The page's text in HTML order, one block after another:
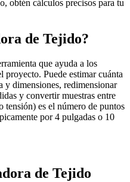
obtén cálculos precisos para tu
de Tejido?
que ayuda a los
proyecto. Puede estimar cuánta
y dimensiones, redimensionar
y convertir muestras entre
tensión) es el número de puntos
por 4 pulgadas o 10
de Tejido